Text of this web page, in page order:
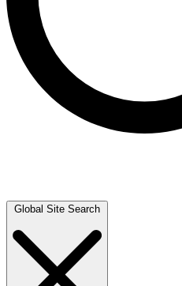
Global Site Search